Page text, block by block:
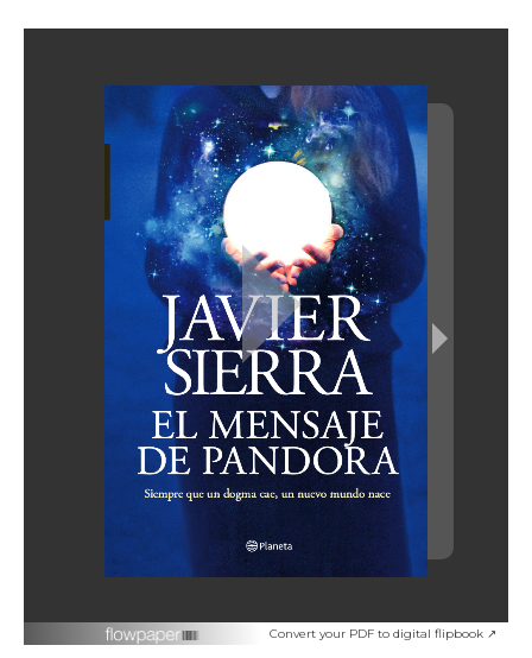
Convert your PDF to digital flipbook ↗